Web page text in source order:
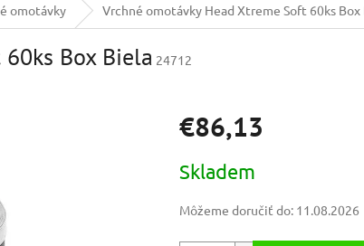
omotávky Vrchné omotávky Head Xtreme Soft 60ks Box
Box Biela 24712
€86,13
cena:
Skladem
Môžeme doručiť do: 11.08.2026